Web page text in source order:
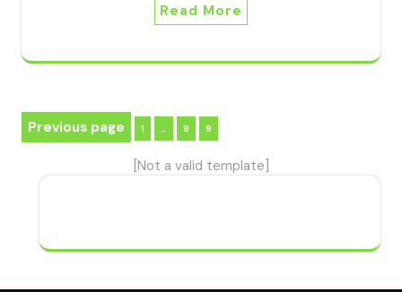
Read More
Seitennummerierung
Beiträge
Previous page 1 … Page
8 Page
9
[Not a valid template]